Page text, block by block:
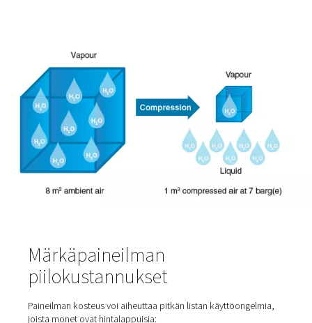
Ympäristön lämpötila ja ilmankosteus
Kompressorin tyyppi ja koko
Ilman virtausnopeus ja paine
Jäähdytysvaiheet ja jälkijäähdyttimet